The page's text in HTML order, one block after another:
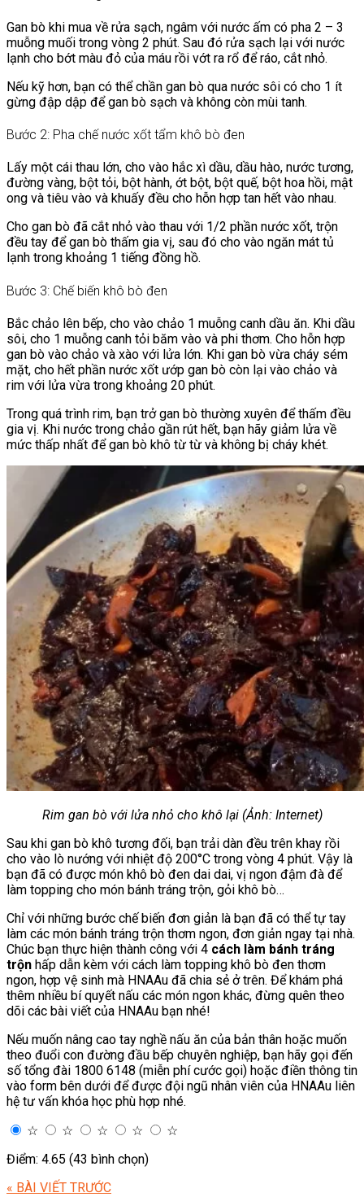
Gan bò khi mua về rửa sạch, ngâm với nước ấm có pha 2 – 3
muỗng muối trong vòng 2 phút. Sau đó rửa sạch lại với nước
lạnh cho bớt màu đỏ của máu rồi vớt ra rổ để ráo, cắt nhỏ.
Nếu kỹ hơn, bạn có thể chần gan bò qua nước sôi có cho 1 ít
gừng đập dập để gan bò sạch và không còn mùi tanh.
Bước 2: Pha chế nước xốt tẩm khô bò đen
Lấy một cái thau lớn, cho vào hắc xì dầu, dầu hào, nước tương,
đường vàng, bột tỏi, bột hành, ớt bột, bột quế, bột hoa hồi, mật
ong và tiêu vào và khuấy đều cho hỗn hợp tan hết vào nhau.
Cho gan bò đã cắt nhỏ vào thau với 1/2 phần nước xốt, trộn
đều tay để gan bò thấm gia vị, sau đó cho vào ngăn mát tủ
lạnh trong khoảng 1 tiếng đồng hồ.
Bước 3: Chế biến khô bò đen
Bắc chảo lên bếp, cho vào chảo 1 muỗng canh dầu ăn. Khi dầu
sôi, cho 1 muỗng canh tỏi băm vào và phi thơm. Cho hỗn hợp
gan bò vào chảo và xào với lửa lớn. Khi gan bò vừa cháy sém
mặt, cho hết phần nước xốt ướp gan bò còn lại vào chảo và
rim với lửa vừa trong khoảng 20 phút.
Trong quá trình rim, bạn trở gan bò thường xuyên để thấm đều
gia vị. Khi nước trong chảo gần rút hết, bạn hãy giảm lửa về
mức thấp nhất để gan bò khô từ từ và không bị cháy khét.
Rim gan bò với lửa nhỏ cho khô lại(Ảnh: Internet)
Sau khi gan bò khô tương đối, bạn trải dàn đều trên khay rồi
cho vào lò nướng với nhiệt độ 200°C trong vòng 4 phút. Vậy là
bạn đã có được món khô bò đen dai dai, vị ngon đậm đà để
làm topping cho món bánh tráng trộn, gỏi khô bò…
Chỉ với những bước chế biến đơn giản là bạn đã có thể tự tay
làm các món bánh tráng trộn thơm ngon, đơn giản ngay tại nhà.
Chúc bạn thực hiện thành công với 4 cách làm bánh tráng
trộn hấp dẫn kèm với cách làm topping khô bò đen thơm
ngon, hợp vệ sinh mà HNAAu đã chia sẻ ở trên. Để khám phá
thêm nhiều bí quyết nấu các món ngon khác, đừng quên theo
dõi các bài viết của HNAAu bạn nhé!
Nếu muốn nâng cao tay nghề nấu ăn của bản thân hoặc muốn
theo đuổi con đường đầu bếp chuyên nghiệp, bạn hãy gọi đến
số tổng đài 1800 6148 (miễn phí cước gọi) hoặc điền thông tin
vào form bên dưới để được đội ngũ nhân viên của HNAAu liên
hệ tư vấn khóa học phù hợp nhé.
☆
☆ ☆ ☆
☆
Điểm: 4.65 (43 bình chọn)
« BÀI VIẾT TRƯỚC